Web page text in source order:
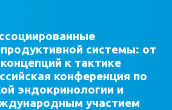
системы: от
к тактике
конференция по
эндокринологии и
участием